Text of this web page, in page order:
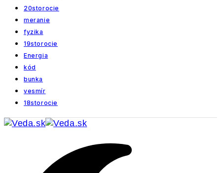
20storocie
meranie
fyzika
19storocie
Energia
kód
bunka
vesmír
18storocie